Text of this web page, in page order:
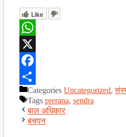
Like
WhatsApp
X
Facebook
ShareCategories Uncategorized,
Tags prerana, sendra
बाल अधिकार
बचपन